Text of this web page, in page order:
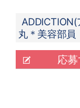
丸＊美容部員
応